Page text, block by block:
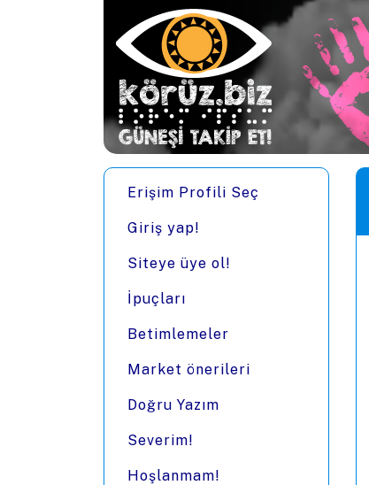
Ana içeriğe zıpla
Erişim Profili Seç
Giriş yap!
Siteye üye ol!
İpuçları
Betimlemeler
Market önerileri
Doğru Yazım
Severim!
Hoşlanmam!